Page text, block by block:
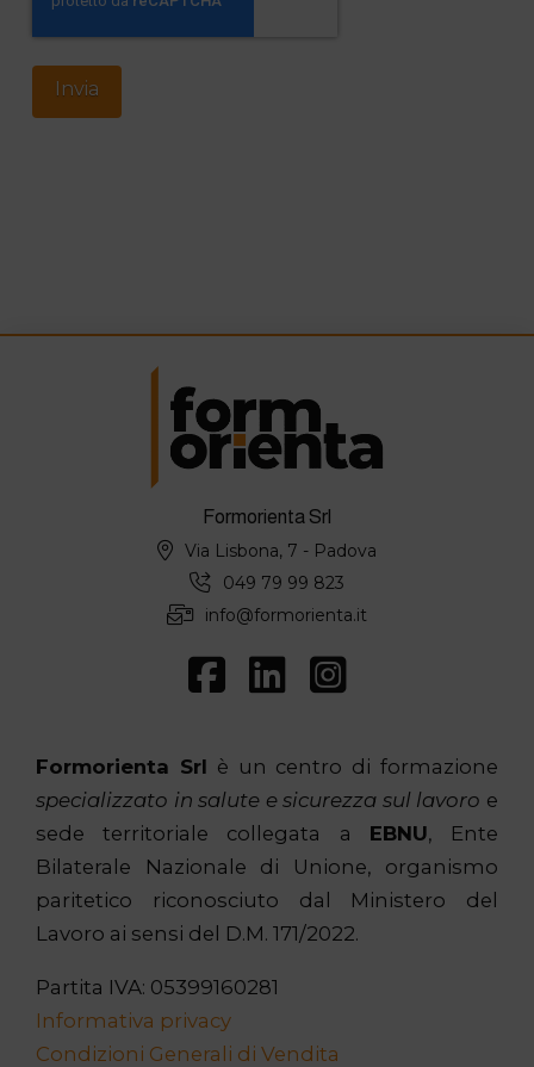
Formorienta Srl
Via Lisbona, 7 - Padova
049 79 99 823
info@formorienta.it
Formorienta Srl è un centro di formazione
specializzato in salute e sicurezza sul lavoro e
sede territoriale collegata a EBNU, Ente
Bilaterale Nazionale di Unione, organismo
paritetico riconosciuto dal Ministero del
Lavoro ai sensi del D.M. 171/2022.
Partita IVA: 05399160281
Informativa privacy
Condizioni Generali di Vendita